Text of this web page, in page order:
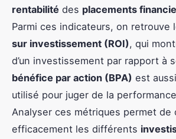
rentabilité des placements
Parmi ces indicateurs, on retrouve
sur investissement (ROI), qui
d’un investissement par rapport à
bénéfice par action (BPA) est
utilisé pour juger de la
Analyser ces métriques permet de
efficacement les différents